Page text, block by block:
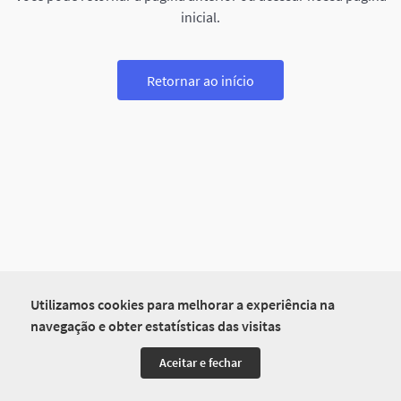
Utilizamos cookies para melhorar a experiência na
navegação e obter estatísticas das visitas
Aceitar e fechar
inicial.
Retornar ao início